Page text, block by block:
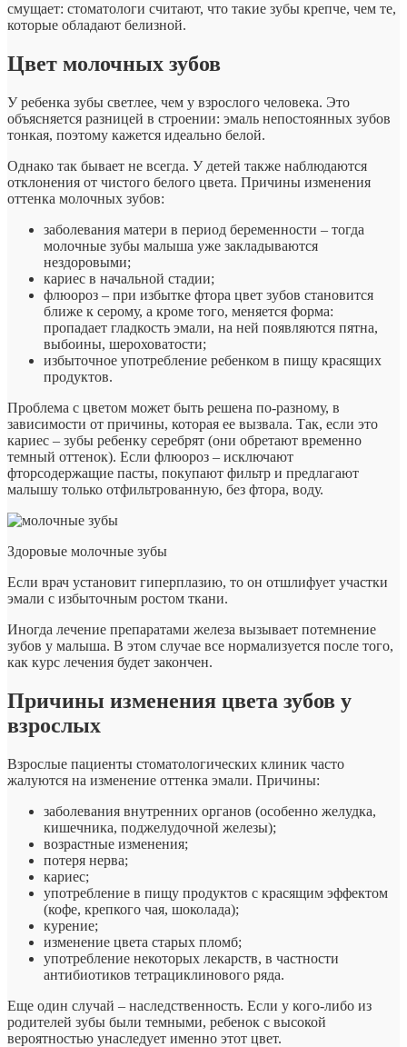
смущает: стоматологи считают, что такие зубы крепче, чем те,
которые обладают белизной.
Цвет молочных зубов
У ребенка зубы светлее, чем у взрослого человека. Это
объясняется разницей в строении: эмаль непостоянных зубов
тонкая, поэтому кажется идеально белой.
Однако так бывает не всегда. У детей также наблюдаются
отклонения от чистого белого цвета. Причины изменения
оттенка молочных зубов:
заболевания матери в период беременности – тогда
молочные зубы малыша уже закладываются
нездоровыми;
кариес в начальной стадии;
флюороз – при избытке фтора цвет зубов становится
ближе к серому, а кроме того, меняется форма:
пропадает гладкость эмали, на ней появляются пятна,
выбоины, шероховатости;
избыточное употребление ребенком в пищу красящих
продуктов.
Проблема с цветом может быть решена по-разному, в
зависимости от причины, которая ее вызвала. Так, если это
кариес – зубы ребенку серебрят (они обретают временно
темный оттенок). Если флюороз – исключают
фторсодержащие пасты, покупают фильтр и предлагают
малышу только отфильтрованную, без фтора, воду.
Здоровые молочные зубы
Если врач установит гиперплазию, то он отшлифует участки
эмали с избыточным ростом ткани.
Иногда лечение препаратами железа вызывает потемнение
зубов у малыша. В этом случае все нормализуется после того,
как курс лечения будет закончен.
Причины изменения цвета зубов у
взрослых
Взрослые пациенты стоматологических клиник часто
жалуются на изменение оттенка эмали. Причины:
заболевания внутренних органов (особенно желудка,
кишечника, поджелудочной железы);
возрастные изменения;
потеря нерва;
кариес;
употребление в пищу продуктов с красящим эффектом
(кофе, крепкого чая, шоколада);
курение;
изменение цвета старых пломб;
употребление некоторых лекарств, в частности
антибиотиков тетрациклинового ряда.
Еще один случай – наследственность. Если у кого-либо из
родителей зубы были темными, ребенок с высокой
вероятностью унаследует именно этот цвет.